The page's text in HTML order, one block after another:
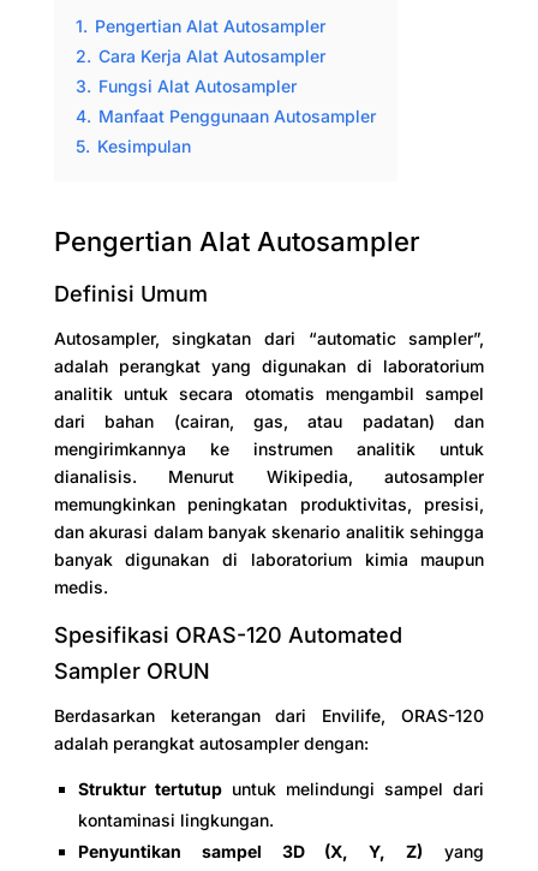
1. Pengertian Alat Autosampler
2. Cara Kerja Alat Autosampler
3. Fungsi Alat Autosampler
4. Manfaat Penggunaan Autosampler
5. Kesimpulan
Pengertian Alat Autosampler
Definisi Umum
Autosampler, singkatan dari “automatic sampler”,
adalah perangkat yang digunakan di laboratorium
analitik untuk secara otomatis mengambil sampel
dari bahan (cairan, gas, atau padatan) dan
mengirimkannya ke instrumen analitik untuk
dianalisis. Menurut Wikipedia, autosampler
memungkinkan peningkatan produktivitas, presisi,
dan akurasi dalam banyak skenario analitik sehingga
banyak digunakan di laboratorium kimia maupun
medis.
Spesifikasi ORAS-120 Automated
Sampler ORUN
Berdasarkan keterangan dari Envilife, ORAS-120
adalah perangkat autosampler dengan:
Struktur tertutupuntuk melindungi sampel dari
kontaminasi lingkungan.
Penyuntikan sampel 3D (X, Y, Z) yang